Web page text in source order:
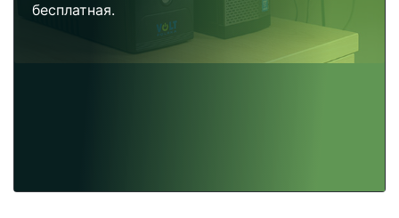
бесплатная.